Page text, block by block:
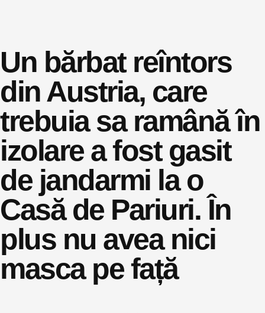
Un bărbat reîntors
din Austria, care
trebuia sa ramână în
izolare a fost gasit
de jandarmi la o
Casă de Pariuri. În
plus nu avea nici
masca pe față